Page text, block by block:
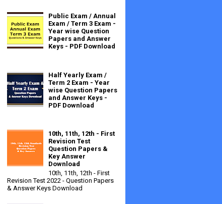
Public Exam / Annual
Exam / Term 3 Exam -
Year wise Question
Papers and Answer
Keys - PDF Download
Half Yearly Exam /
Term 2 Exam - Year
wise Question Papers
and Answer Keys -
PDF Download
10th, 11th, 12th - First
Revision Test
Question Papers &
Key Answer
Download
10th, 11th, 12th - First
Revision Test 2022 - Question Papers
& Answer Keys Download